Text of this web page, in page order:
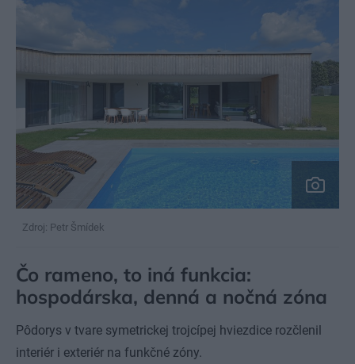
Zdroj: Petr Šmídek
Čo rameno, to iná funkcia:
hospodárska, denná a nočná zóna
Pôdorys v tvare symetrickej trojcípej hviezdice rozčlenil
interiér i exteriér na funkčné zóny.